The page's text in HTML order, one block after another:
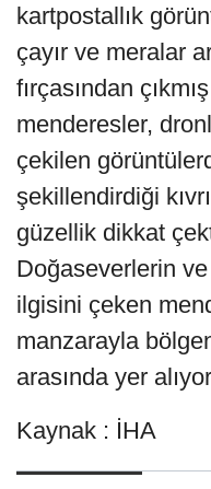
kartpostallık
çayır ve meralar
fırçasından
menderesler,
çekilen
şekillendirdiği
güzellik dikkat
Doğaseverlerin ve
ilgisini çeken
manzarayla
arasında yer
Kaynak : İHA